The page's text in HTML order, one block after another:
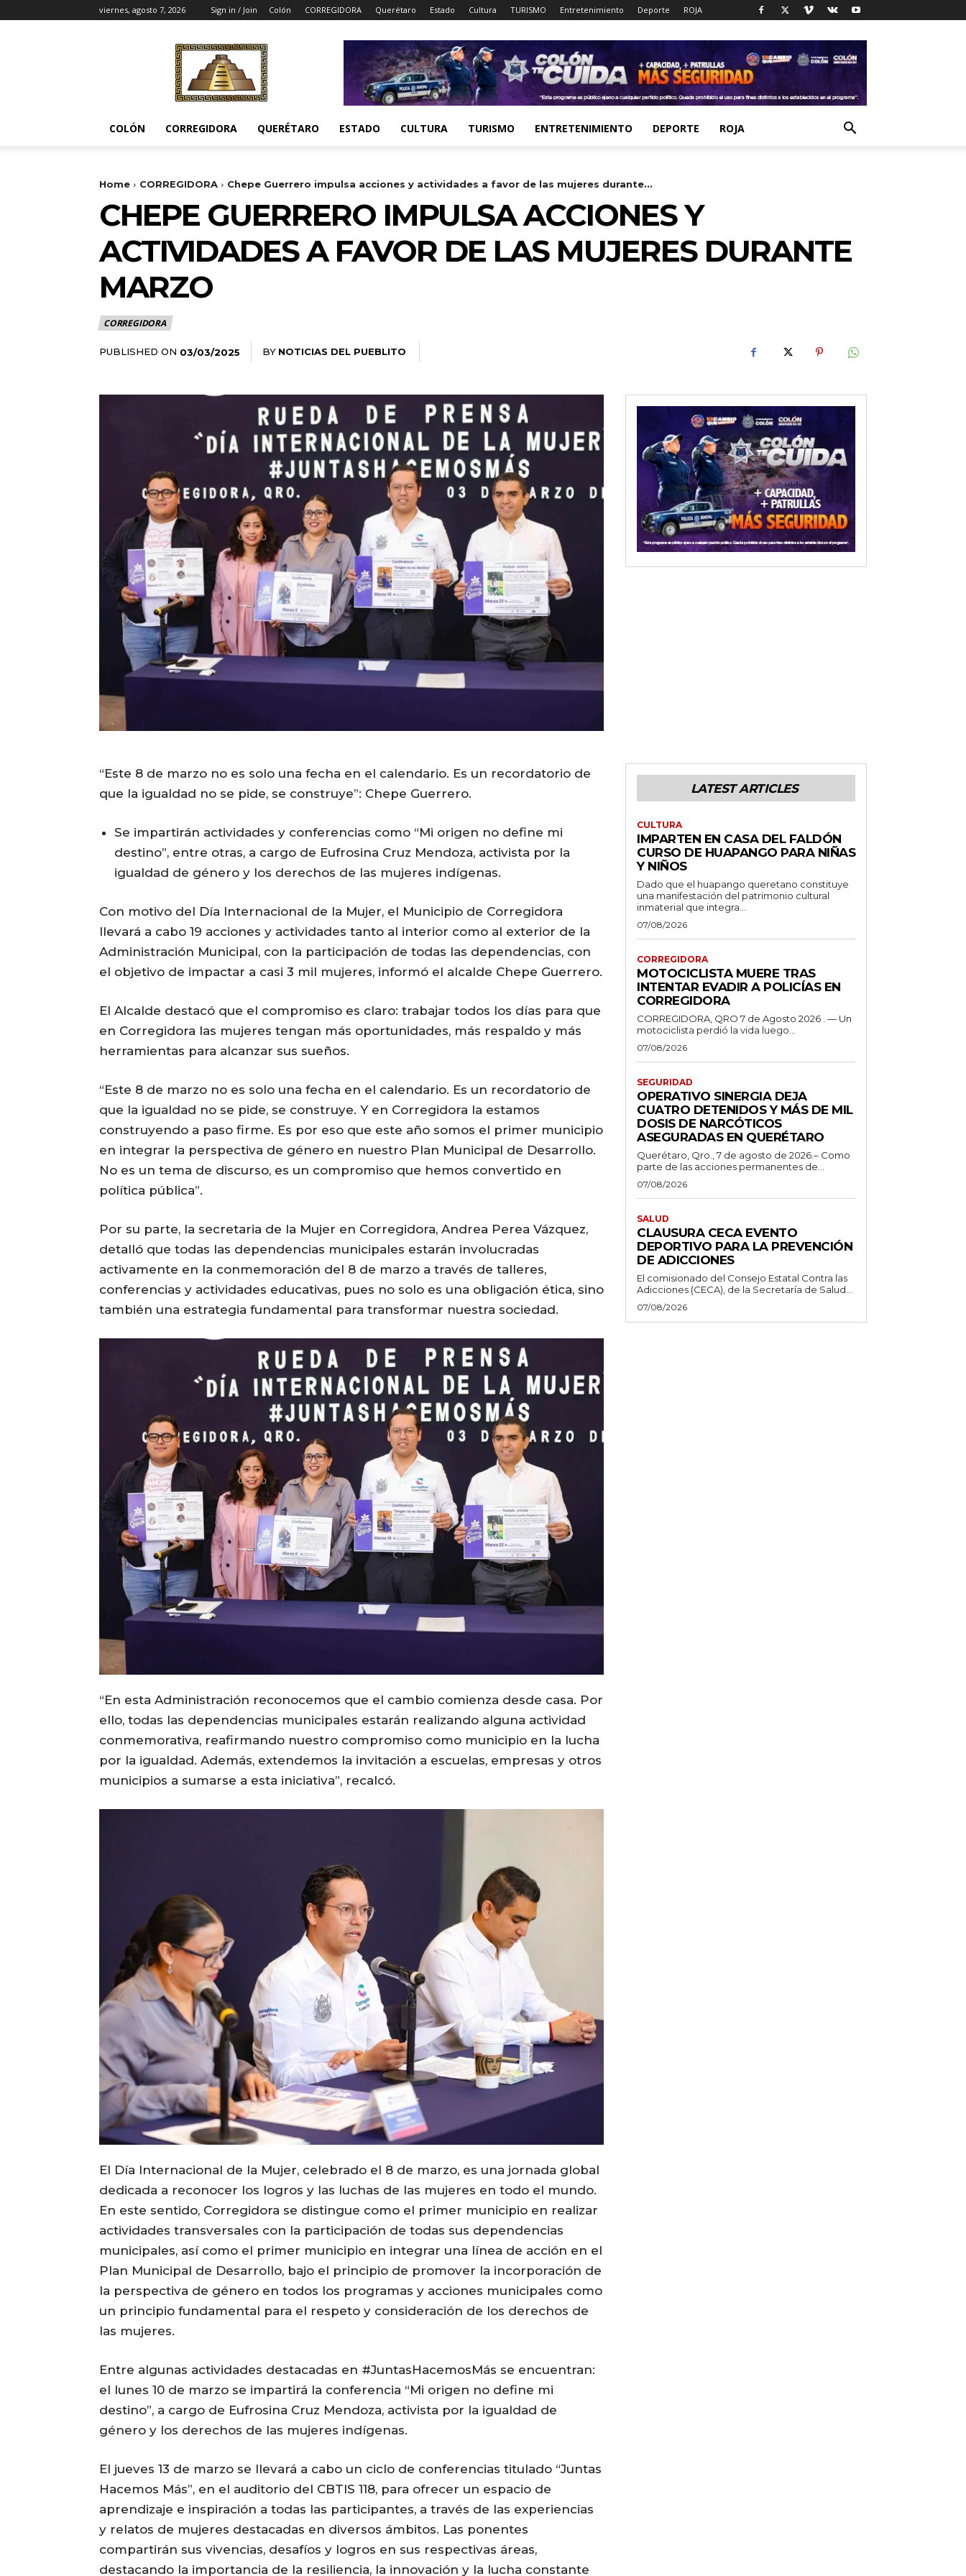
viernes, agosto 7, 2026 Sign in / Join Colón CORREGIDORA Querétaro Estado Cultura TURISMO Entretenimiento Deporte ROJA
Noticias
del
Pueblito
COLÓN CORREGIDORA QUERÉTARO ESTADO CULTURA TURISMO ENTRETENIMIENTO DEPORTE ROJA
Home CORREGIDORA Chepe Guerrero impulsa acciones y actividades a favor de las mujeres durante...
CHEPE GUERRERO IMPULSA ACCIONES Y
ACTIVIDADES A FAVOR DE LAS MUJERES DURANTE
MARZO
CORREGIDORA
PUBLISHED ON 03/03/2025 BY NOTICIAS DEL PUEBLITO
“Este 8 de marzo no es solo una fecha en el calendario. Es un recordatorio de
que la igualdad no se pide, se construye”: Chepe Guerrero.
Se impartirán actividades y conferencias como “Mi origen no define mi
destino”, entre otras, a cargo de Eufrosina Cruz Mendoza, activista por la
igualdad de género y los derechos de las mujeres indígenas.
Con motivo del Día Internacional de la Mujer, el Municipio de Corregidora
llevará a cabo 19 acciones y actividades tanto al interior como al exterior de la
Administración Municipal, con la participación de todas las dependencias, con
el objetivo de impactar a casi 3 mil mujeres, informó el alcalde Chepe Guerrero.
El Alcalde destacó que el compromiso es claro: trabajar todos los días para que
en Corregidora las mujeres tengan más oportunidades, más respaldo y más
herramientas para alcanzar sus sueños.
“Este 8 de marzo no es solo una fecha en el calendario. Es un recordatorio de
que la igualdad no se pide, se construye. Y en Corregidora la estamos
construyendo a paso firme. Es por eso que este año somos el primer municipio
en integrar la perspectiva de género en nuestro Plan Municipal de Desarrollo.
No es un tema de discurso, es un compromiso que hemos convertido en
política pública”.
Por su parte, la secretaria de la Mujer en Corregidora, Andrea Perea Vázquez,
detalló que todas las dependencias municipales estarán involucradas
activamente en la conmemoración del 8 de marzo a través de talleres,
conferencias y actividades educativas, pues no solo es una obligación ética, sino
también una estrategia fundamental para transformar nuestra sociedad.
“En esta Administración reconocemos que el cambio comienza desde casa. Por
ello, todas las dependencias municipales estarán realizando alguna actividad
conmemorativa, reafirmando nuestro compromiso como municipio en la lucha
por la igualdad. Además, extendemos la invitación a escuelas, empresas y otros
municipios a sumarse a esta iniciativa”, recalcó.
El Día Internacional de la Mujer, celebrado el 8 de marzo, es una jornada global
dedicada a reconocer los logros y las luchas de las mujeres en todo el mundo.
En este sentido, Corregidora se distingue como el primer municipio en realizar
actividades transversales con la participación de todas sus dependencias
municipales, así como el primer municipio en integrar una línea de acción en el
Plan Municipal de Desarrollo, bajo el principio de promover la incorporación de
la perspectiva de género en todos los programas y acciones municipales como
un principio fundamental para el respeto y consideración de los derechos de
las mujeres.
Entre algunas actividades destacadas en #JuntasHacemosMás se encuentran:
el lunes 10 de marzo se impartirá la conferencia “Mi origen no define mi
destino”, a cargo de Eufrosina Cruz Mendoza, activista por la igualdad de
género y los derechos de las mujeres indígenas.
El jueves 13 de marzo se llevará a cabo un ciclo de conferencias titulado “Juntas
Hacemos Más”, en el auditorio del CBTIS 118, para ofrecer un espacio de
aprendizaje e inspiración a todas las participantes, a través de las experiencias
y relatos de mujeres destacadas en diversos ámbitos. Las ponentes
compartirán sus vivencias, desafíos y logros en sus respectivas áreas,
destacando la importancia de la resiliencia, la innovación y la lucha constante
LATEST ARTICLES
CULTURA
IMPARTEN EN CASA DEL FALDÓN
CURSO DE HUAPANGO PARA NIÑAS
Y NIÑOS
Dado que el huapango queretano constituye
una manifestación del patrimonio cultural
inmaterial que integra...
07/08/2026
CORREGIDORA
MOTOCICLISTA MUERE TRAS
INTENTAR EVADIR A POLICÍAS EN
CORREGIDORA
CORREGIDORA, QRO 7 de Agosto 2026 . — Un
motociclista perdió la vida luego...
07/08/2026
SEGURIDAD
OPERATIVO SINERGIA DEJA
CUATRO DETENIDOS Y MÁS DE MIL
DOSIS DE NARCÓTICOS
ASEGURADAS EN QUERÉTARO
Querétaro, Qro., 7 de agosto de 2026.– Como
parte de las acciones permanentes de...
07/08/2026
SALUD
CLAUSURA CECA EVENTO
DEPORTIVO PARA LA PREVENCIÓN
DE ADICCIONES
El comisionado del Consejo Estatal Contra las
Adicciones (CECA), de la Secretaría de Salud...
07/08/2026